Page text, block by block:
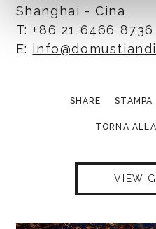
VIEW
Shanghai - Cina
T: +86 21 6466 8736
E:
SHARE STAMPA
TORNA